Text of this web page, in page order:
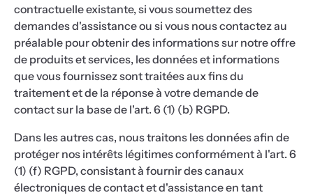
contractuelle existante, si vous soumettez des
demandes d'assistance ou si vous nous contactez au
préalable pour obtenir des informations sur notre offre
de produits et services, les données et informations
que vous fournissez sont traitées aux fins du
traitement et de la réponse à votre demande de
contact sur la base de l'art. 6 (1) (b) RGPD.
Dans les autres cas, nous traitons les données afin de
protéger nos intérêts légitimes conformément à l'art. 6
(1) (f) RGPD, consistant à fournir des canaux
électroniques de contact et d'assistance en tant